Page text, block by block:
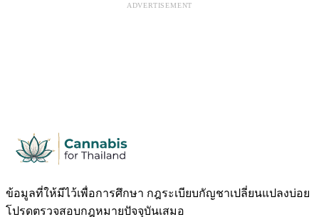
ADVERTISEMENT
ข้อมูลที่ให้มีไว้เพื่อการศึกษา กฎระเบียบกัญชาเปลี่ยนแปลงบ่อย
โปรดตรวจสอบกฎหมายปัจจุบันเสมอ